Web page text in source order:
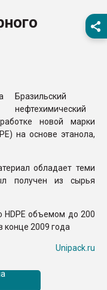
первый план в
бутылок
ПЕРЕЙТИ НА
Бразильский
нефтехимический
новой марки
на основе этанола,
обладает теми
получен из сырья
HDPE объемом до 200
конце 2009 года
Unipack.ru